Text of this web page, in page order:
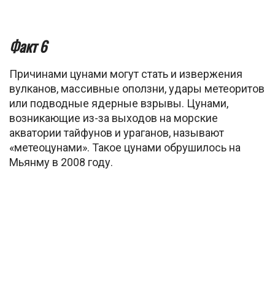
Факт 6
Причинами цунами могут стать и извержения
вулканов, массивные оползни, удары метеоритов
или подводные ядерные взрывы. Цунами,
возникающие из-за выходов на морские
акватории тайфунов и ураганов, называют
«метеоцунами». Такое цунами обрушилось на
Мьянму в 2008 году.